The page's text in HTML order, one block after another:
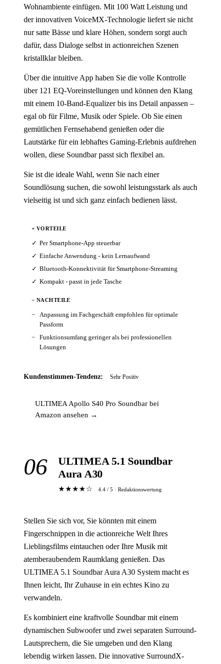
Wohnambiente einfügen. Mit 100 Watt Leistung und
der innovativen VoiceMX-Technologie liefert sie nicht
nur satte Bässe und klare Höhen, sondern sorgt auch
dafür, dass Dialoge selbst in actionreichen Szenen
kristallklar bleiben.
Über die intuitive App haben Sie die volle Kontrolle
über 121 EQ-Voreinstellungen und können den Klang
mit einem 10-Band-Equalizer bis ins Detail anpassen –
egal ob für Filme, Musik oder Spiele. Ob Sie einen
gemütlichen Fernsehabend genießen oder die
Lautstärke für ein lebhaftes Gaming-Erlebnis aufdrehen
wollen, diese Soundbar passt sich flexibel an.
Sie ist die ideale Wahl, wenn Sie nach einer
Soundlösung suchen, die sowohl leistungsstark als auch
vielseitig ist und sich ganz einfach bedienen lässt.
+ VORTEILE
Per Smartphone-App steuerbar
Einfache Anwendung - kein Lernaufwand
Bluetooth-Konnektivität für Smartphone-Streaming
Kompakt - passt in jede Tasche
− NACHTEILE
Anpassung im Fachgeschäft empfohlen für optimale
Passform
Funktionsumfang geringer als bei professionellen
Lösungen
Kundenstimmen-Tendenz: Sehr Positiv
ULTIMEA Apollo S40 Pro Soundbar bei
Amazon ansehen →
06
ULTIMEA 5.1 Soundbar
Aura A30
★★★★☆ 4.4 / 5 · Redaktionswertung
Stellen Sie sich vor, Sie könnten mit einem
Fingerschnippen in die actionreiche Welt Ihres
Lieblingsfilms eintauchen oder Ihre Musik mit
atemberaubendem Raumklang genießen. Das
ULTIMEA 5.1 Soundbar Aura A30 System macht es
Ihnen leicht, Ihr Zuhause in ein echtes Kino zu
verwandeln.
Es kombiniert eine kraftvolle Soundbar mit einem
dynamischen Subwoofer und zwei separaten Surround-
Lautsprechern, die Sie umgeben und den Klang
lebendig wirken lassen. Die innovative SurroundX-